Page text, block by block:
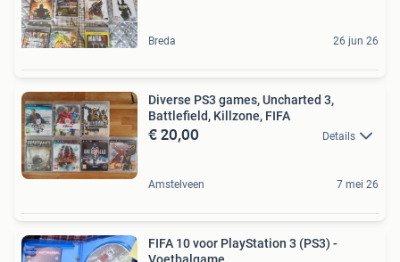
Breda 26 jun 26
Diverse PS3 games, Uncharted 3,
Battlefield, Killzone, FIFA
€ 20,00 Details
Amstelveen 7 mei 26
FIFA 10 voor PlayStation 3 (PS3) -